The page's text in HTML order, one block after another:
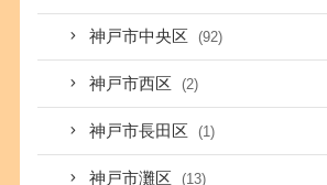
神戸市中央区 (92)
神戸市西区 (2)
神戸市長田区 (1)
神戸市灘区 (13)